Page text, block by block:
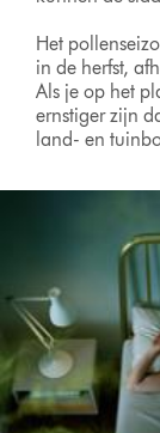
Het
in de herfst,
Als je op het
ernstiger zijn
land- en